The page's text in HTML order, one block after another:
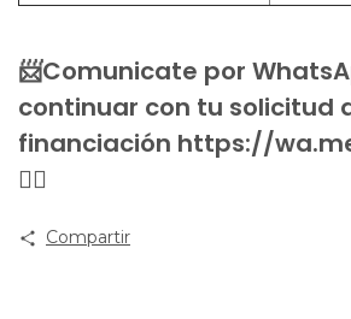
📨Comunicate por
continuar con tu solicitud
financiación https://
👈🏻
Compartir